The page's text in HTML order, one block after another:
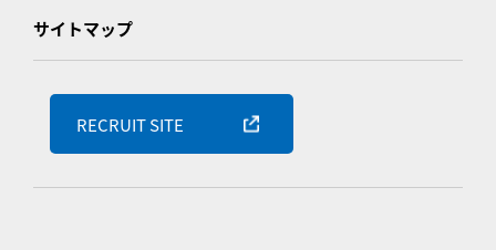
サイトマップ
RECRUIT SITE